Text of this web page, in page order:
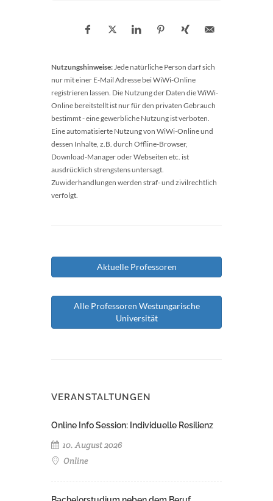
Nutzungshinweise:Jede natürliche Person darf sich
nur mit einer E-Mail Adresse bei WiWi-Online
registrieren lassen. Die Nutzung der Daten die WiWi-
Online bereitstellt ist nur für den privaten Gebrauch
bestimmt - eine gewerbliche Nutzung ist verboten.
Eine automatisierte Nutzung von WiWi-Online und
dessen Inhalte, z.B. durch Offline-Browser,
Download-Manager oder Webseiten etc. ist
ausdrücklich strengstens untersagt.
Zuwiderhandlungen werden straf- und zivilrechtlich
verfolgt.
Aktuelle Professoren
Alle Professoren Westungarische
Universität
VERANSTALTUNGEN
Online Info Session: Individuelle Resilienz
10. August 2026
Online